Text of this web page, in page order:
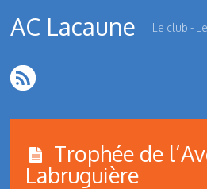
AC Lacaune Le club -
Trophée de
Labruguière